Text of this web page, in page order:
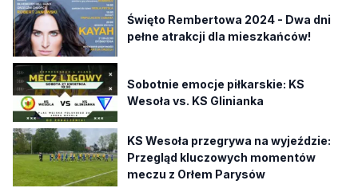
Święto Rembertowa 2024 - Dwa dni
pełne atrakcji dla mieszkańców!
Sobotnie emocje piłkarskie: KS
Wesoła vs. KS Glinianka
KS Wesoła przegrywa na wyjeździe:
Przegląd kluczowych momentów
meczu z Orłem Parysów